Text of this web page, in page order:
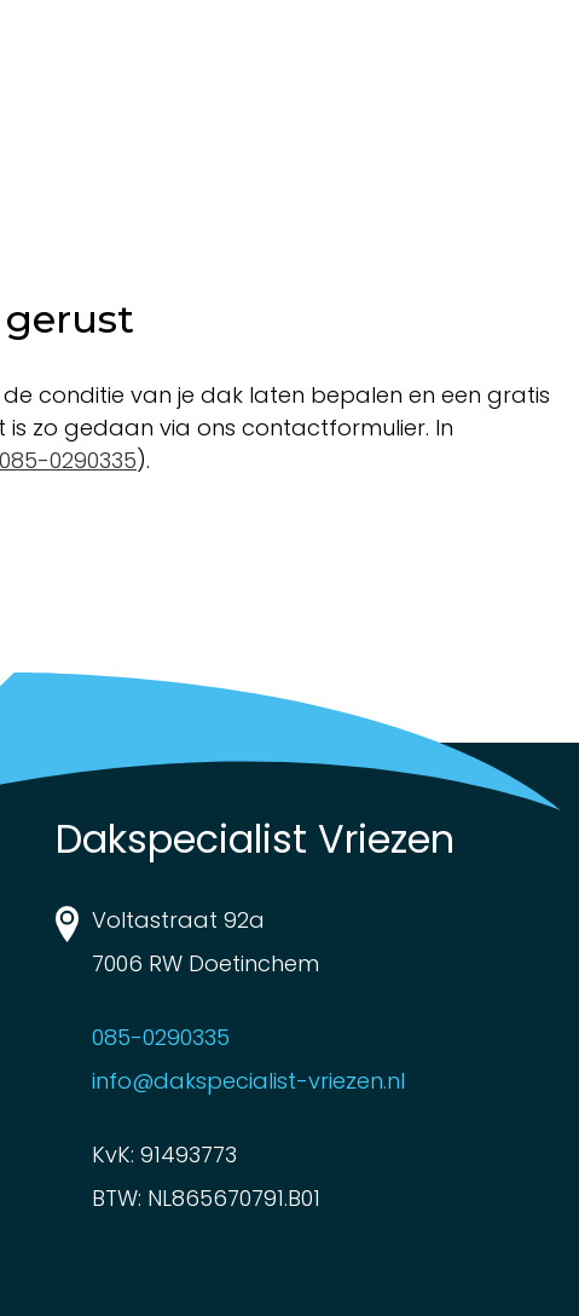
conditie van je dak laten bepalen en een gratis
zo gedaan via ons contactformulier. In
085-0290335).
Dakspecialist Vriezen
Voltastraat 92a
7006 RW Doetinchem
085-0290335
info@dakspecialist-vriezen.nl
KvK: 91493773
BTW: NL865670791.B01